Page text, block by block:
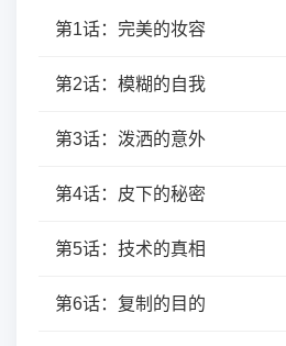
第1话：完美的妆容
第2话：模糊的自我
第3话：泼洒的意外
第4话：皮下的秘密
第5话：技术的真相
第6话：复制的目的